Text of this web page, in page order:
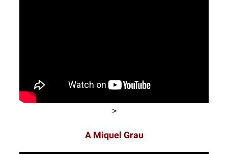
>
A Miquel Grau